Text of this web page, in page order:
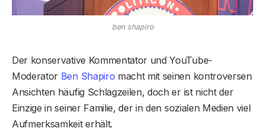
ben shapiro
Der konservative Kommentator und YouTube-
Moderator Ben Shapiro macht mit seinen kontroversen
Ansichten häufig Schlagzeilen, doch er ist nicht der
Einzige in seiner Familie, der in den sozialen Medien viel
Aufmerksamkeit erhält.